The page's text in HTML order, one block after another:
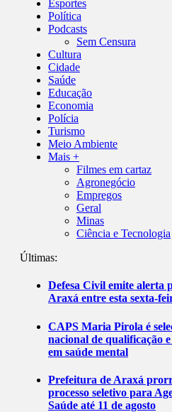
Esportes
Política
Podcasts
Sem Censura
Cultura
Cidade
Saúde
Educação
Economia
Polícia
Turismo
Meio Ambiente
Mais +
Filmes em cartaz
Agronegócio
Empregos
Geral
Minas
Ciência e Tecnologia
Últimas:
Defesa Civil emite alerta
Araxá entre esta sexta-
CAPS Maria Pirola é
nacional de qualificação
em saúde mental
Prefeitura de Araxá
processo seletivo para
Saúde até 11 de agosto